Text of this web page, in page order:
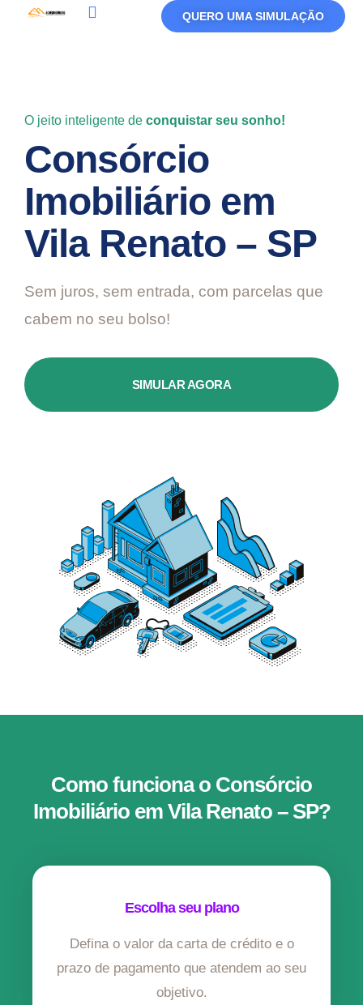
QUERO UMA SIMULAÇÃO
O jeito inteligente de conquistar seu sonho!
Consórcio
Imobiliário em
Vila Renato – SP
Sem juros, sem entrada, com parcelas que
cabem no seu bolso!
SIMULAR AGORA
Como funciona o Consórcio
Imobiliário em Vila Renato – SP?
Escolha seu plano
Defina o valor da carta de crédito e o
prazo de pagamento que atendem ao seu
objetivo.